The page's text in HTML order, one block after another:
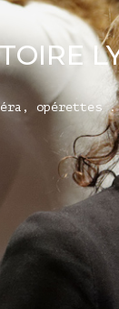
opérettes